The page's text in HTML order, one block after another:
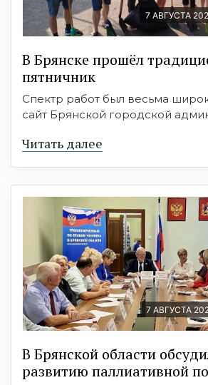
7 АВГУСТА
В Брянске прошёл
пятничник
Спектр работ был весьма
сайт Брянской городской
Читать далее
7 АВГУСТА
В Брянской области
развитию паллиативной